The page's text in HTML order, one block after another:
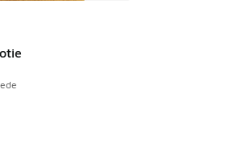
Prix en baisse de € 34,99 à